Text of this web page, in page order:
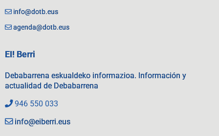
info@dotb.eus
agenda@dotb.eus
EI! Berri
Debabarrena eskualdeko informazioa. Información y
actualidad de Debabarrena
946 550 033
info@eiberri.eus